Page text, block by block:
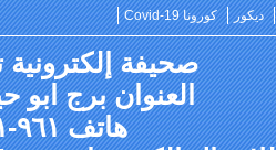
ديكور كورونا Covid-19
صحيفة
العنوان برج ابو
هاتف ٩٦١-١- ٣٠٥٩٩٢